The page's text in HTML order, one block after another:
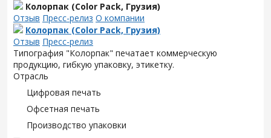
Колорпак (Color Pack, Грузия)
Отзыв Пресс-релиз О компании
Колорпак (Color Pack, Грузия)
Отзыв Пресс-релиз
Типография "Колорпак" печатает коммерческую
продукцию, гибкую упаковку, этикетку.
Отрасль
Цифровая печать
Офсетная печать
Производство упаковки